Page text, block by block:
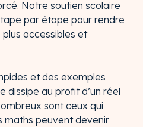
Notre soutien scolaire
par étape pour rendre
accessibles et
et des exemples
dissipe au profit d’un réel
sont ceux qui
maths peuvent devenir